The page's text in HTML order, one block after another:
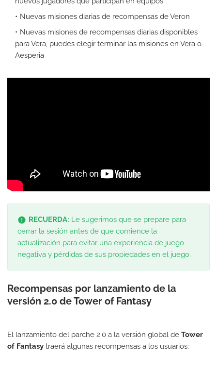
Nuevas misiones diarias de recompensas de Veron
Nuevas misiones de recompensas diarias disponibles
para Vera, puedes elegir terminar las misiones en Vera o
Aesperia
RECUERDA: Le sugerimos que se prepare para
cerrar la sesión antes de que comience la
actualización para evitar una experiencia de juego
negativa y pérdidas de sus propiedades en el juego.
Recompensas por lanzamiento de la
versión 2.0 de Tower of Fantasy
El lanzamiento del parche 2.0 a la versión global de Tower
of Fantasy traerá algunas recompensas a los usuarios: